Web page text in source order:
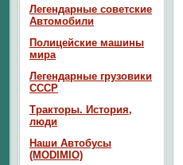
Легендарные советские
Автомобили
Полицейские машины
мира
Легендарные грузовики
СССР
Тракторы. История,
люди
Наши Автобусы
(MODIMIO)